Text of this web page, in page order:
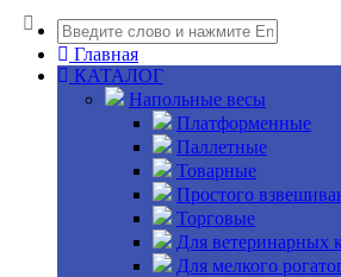
Главная
КАТАЛОГ
Напольные весы
Платформенные
Паллетные
Товарные
Простого
Торговые
Для ветеринарных
Для мелкого